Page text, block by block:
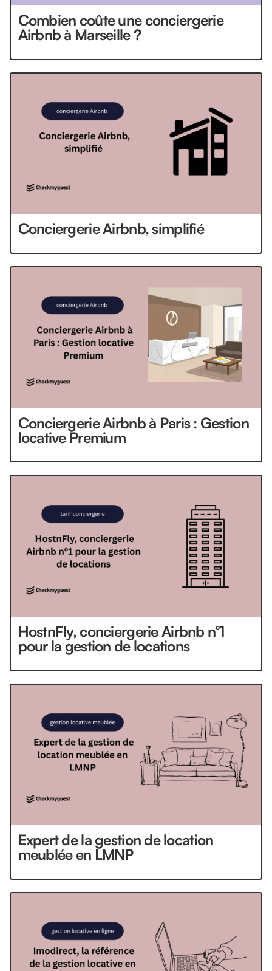
Combien coûte une conciergerie
Airbnb à Marseille ?
Conciergerie Airbnb, simplifié
Conciergerie Airbnb à Paris : Gestion
locative Premium
HostnFly, conciergerie Airbnb n°1
pour la gestion de locations
Expert de la gestion de location
meublée en LMNP